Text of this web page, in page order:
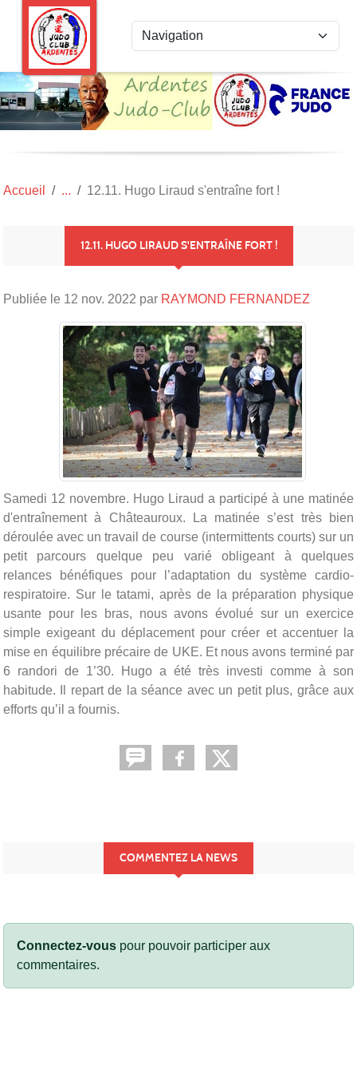
Accueil 12.11. Hugo Liraud s'entraîne fort !
12.11. HUGO LIRAUD S'ENTRAÎNE FORT !
Publiée le 12 nov. 2022 par RAYMOND FERNANDEZ
Samedi 12 novembre. Hugo Liraud a participé à une matinée
d'entraînement à Châteauroux. La matinée s’est très bien
déroulée avec un travail de course (intermittents courts) sur un
petit parcours quelque peu varié obligeant à quelques
relances bénéfiques pour l’adaptation du système cardio-
respiratoire. Sur le tatami, après de la préparation physique
usante pour les bras, nous avons évolué sur un exercice
simple exigeant du déplacement pour créer et accentuer la
mise en équilibre précaire de UKE. Et nous avons terminé par
6 randori de 1’30. Hugo a été très investi comme à son
habitude. Il repart de la séance avec un petit plus, grâce aux
efforts qu’il a fournis.
COMMENTEZ LA NEWS
Connectez-vous pour pouvoir participer aux
commentaires.
Panneau de gestion des cookies